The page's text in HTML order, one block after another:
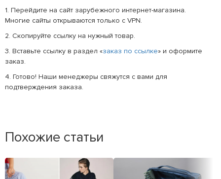
1. Перейдите на сайт зарубежного интернет-магазина.
Многие сайты открываются только с VPN.
2. Скопируйте ссылку на нужный товар.
3. Вставьте ссылку в раздел «заказ по ссылке» и оформите
заказ.
4. Готово! Наши менеджеры свяжутся с вами для
подтверждения заказа.
Похожие статьи